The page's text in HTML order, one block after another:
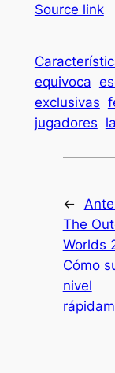
Source link
equivoca
exclusivas
jugadores
←
The
Worlds
Cómo
nivel